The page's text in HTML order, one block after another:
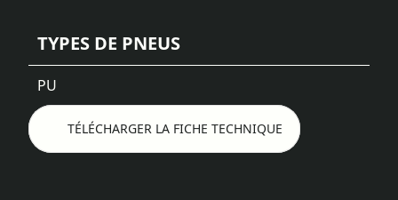
TYPES DE PNEUS
PU
TÉLÉCHARGER LA FICHE TECHNIQUE